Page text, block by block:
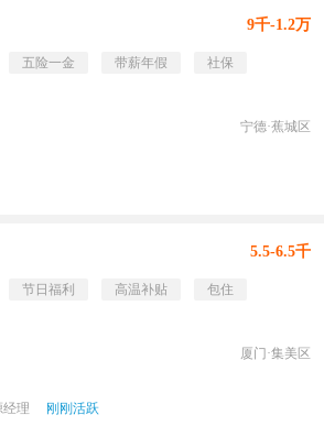
9千-1.2万
五险一金 带薪年假
社保
宁德·蕉城区
5.5-6.5千
节日福利 高温补贴
包住
厦门·集美区
经理 刚刚活跃